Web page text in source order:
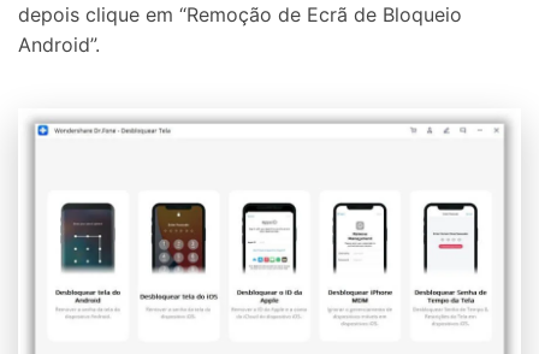
depois clique em “Remoção de Ecrã de Bloqueio
Android”.